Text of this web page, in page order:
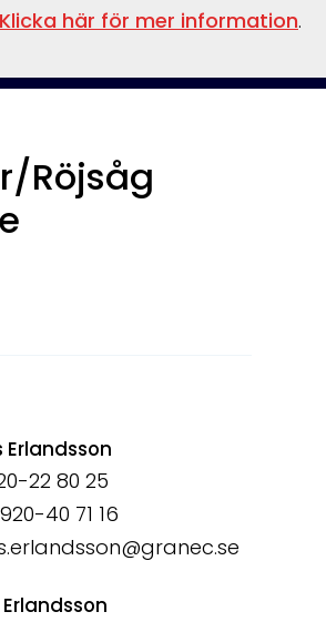
Röjsåg
Erlandsson
22 80 25
40 71 16
Klicka här för mer information.